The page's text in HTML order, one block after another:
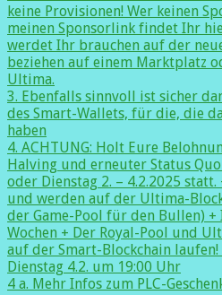
keine Provisionen! Wer keinen
meinen Sponsorlink findet Ihr
werdet Ihr brauchen auf der
beziehen auf einem Marktplatz
Ultima.
3. Ebenfalls sinnvoll ist sicher
des Smart-Wallets, für die, die
haben
4. ACHTUNG: Holt Eure
Halving und erneuter Status
oder Dienstag 2. – 4.2.2025
und werden auf der Ultima-
der Game-Pool für den Bullen) +
Wochen + Der Royal-Pool und
auf der Smart-Blockchain
Dienstag 4.2. um 19:00 Uhr
4 a. Mehr Infos zum PLC-